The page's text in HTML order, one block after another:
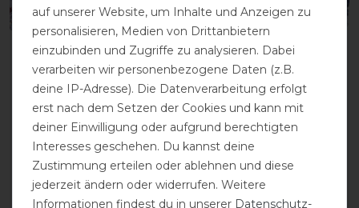
QHP Haar-Knotenband
Gloss
13,50 € *
ARTIKEL MERKEN
QHP Haar-Knotenband
Gloss
13,50 € *
ARTIKEL MERKEN
auf unserer Website, um Inhalte und Anzeigen zu
personalisieren, Medien von Drittanbietern
einzubinden und Zugriffe zu analysieren. Dabei
verarbeiten wir personenbezogene Daten (z.B.
deine IP-Adresse). Die Datenverarbeitung erfolgt
erst nach dem Setzen der Cookies und kann mit
deiner Einwilligung oder aufgrund berechtigten
Interesses geschehen. Du kannst deine
Zustimmung erteilen oder ablehnen und diese
jederzeit ändern oder widerrufen. Weitere
Informationen findest du in unserer Daten­schutz­